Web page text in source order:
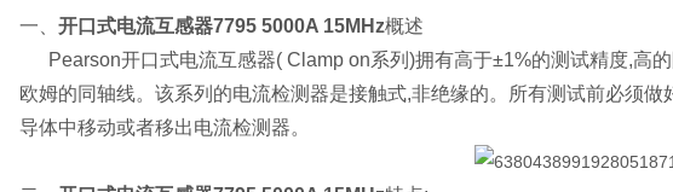
一、 开口式电流互感器7795 5000A 15MHz概述
Pearson开口式电流互感器( Clamp on系列)拥有高于±1%的测试精度,高
欧姆的同轴线。该系列的电流检测器是接触式,非绝缘的。所有测试前必须
导体中移动或者移出电流检测器。